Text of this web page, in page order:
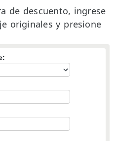
de descuento, ingrese
originales y presione